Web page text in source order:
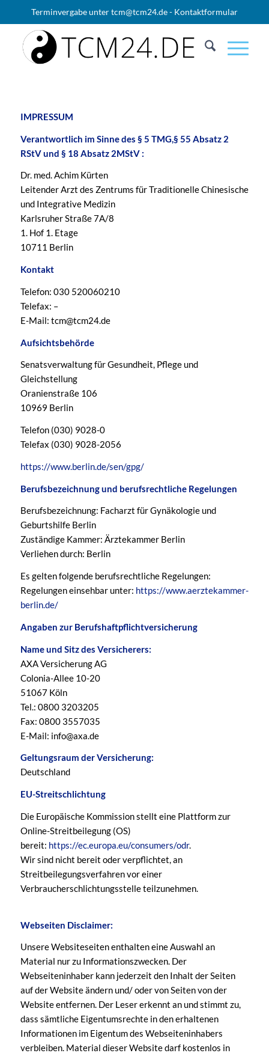
Terminvergabe untertcm@tcm24.de- Kontaktformular
IMPRESSUM
Verantwortlich im Sinne des § 5 TMG,§ 55 Absatz 2
RStV und § 18 Absatz 2MStV :
Dr. med. Achim Kürten
Leitender Arzt des Zentrums für Traditionelle Chinesische
und Integrative Medizin
Karlsruher Straße 7A/8
1. Hof 1. Etage
10711 Berlin
Kontakt
Telefon: 030 520060210
Telefax: –
E-Mail: tcm@tcm24.de
Aufsichtsbehörde
Senatsverwaltung für Gesundheit, Pflege und
Gleichstellung
Oranienstraße 106
10969 Berlin
Telefon (030) 9028-0
Telefax (030) 9028-2056
https://www.berlin.de/sen/gpg/
Berufsbezeichnung und berufsrechtliche Regelungen
Berufsbezeichnung: Facharzt für Gynäkologie und
Geburtshilfe Berlin
Zuständige Kammer: Ärztekammer Berlin
Verliehen durch: Berlin
Es gelten folgende berufsrechtliche Regelungen:
Regelungen einsehbar unter: https://www.aerztekammer-
berlin.de/
Angaben zur Berufshaftpflichtversicherung
Name und Sitz des Versicherers:
AXA Versicherung AG
Colonia-Allee 10-20
51067 Köln
Tel.: 0800 3203205
Fax: 0800 3557035
E-Mail: info@axa.de
Geltungsraum der Versicherung:
Deutschland
EU-Streitschlichtung
Die Europäische Kommission stellt eine Plattform zur
Online-Streitbeilegung (OS)
bereit: https://ec.europa.eu/consumers/odr.
Wir sind nicht bereit oder verpflichtet, an
Streitbeilegungsverfahren vor einer
Verbraucherschlichtungsstelle teilzunehmen.
Webseiten Disclaimer:
Unsere Websiteseiten enthalten eine Auswahl an
Material nur zu Informationszwecken. Der
Webseiteninhaber kann jederzeit den Inhalt der Seiten
auf der Website ändern und/ oder von Seiten von der
Website entfernen. Der Leser erkennt an und stimmt zu,
dass sämtliche Eigentumsrechte in den erhaltenen
Informationen im Eigentum des Webseiteninhabers
verbleiben. Material dieser Website darf kostenlos in